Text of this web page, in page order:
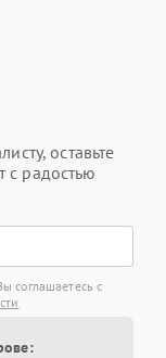
оставьте
с радостью
соглашаетесь с